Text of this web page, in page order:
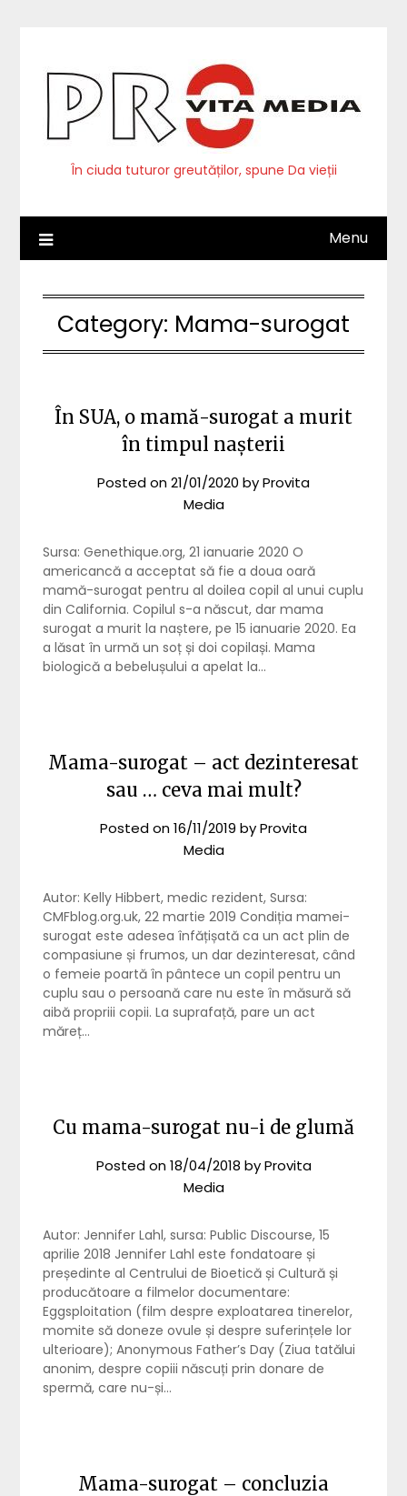
În ciuda tuturor greutăților, spune Da vieții
Menu
Category: Mama-surogat
În SUA, o mamă-surogat a murit
în timpul nașterii
Posted on21/01/2020 byProvita
Media
Sursa: Genethique.org, 21 ianuarie 2020 O
americancă a acceptat să fie a doua oară
mamă-surogat pentru al doilea copil al unui cuplu
din California. Copilul s-a născut, dar mama
surogat a murit la naștere, pe 15 ianuarie 2020. Ea
a lăsat în urmă un soț și doi copilași. Mama
biologică a bebelușului a apelat la…
Mama-surogat – act dezinteresat
sau … ceva mai mult?
Posted on16/11/2019 byProvita
Media
Autor: Kelly Hibbert, medic rezident, Sursa:
CMFblog.org.uk, 22 martie 2019 Condiția mamei-
surogat este adesea înfățișată ca un act plin de
compasiune și frumos, un dar dezinteresat, când
o femeie poartă în pântece un copil pentru un
cuplu sau o persoană care nu este în măsură să
aibă propriii copii. La suprafață, pare un act
măreț…
Cu mama-surogat nu-i de glumă
Posted on18/04/2018 byProvita
Media
Autor: Jennifer Lahl, sursa: Public Discourse, 15
aprilie 2018 Jennifer Lahl este fondatoare și
președinte al Centrului de Bioetică și Cultură și
producătoare a filmelor documentare:
Eggsploitation (film despre exploatarea tinerelor,
momite să doneze ovule și despre suferințele lor
ulterioare); Anonymous Father’s Day (Ziua tatălui
anonim, despre copiii născuți prin donare de
spermă, care nu-și…
Mama-surogat – concluzia